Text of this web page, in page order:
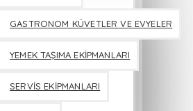
GASTRONOM KÜVETLER VE EVYELER
YEMEK TAŞIMA EKİPMANLARI
SERVİS EKİPMANLARI